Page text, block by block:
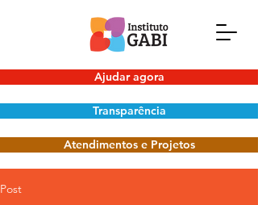
Ajudar agora
Transparência
Atendimentos e Projetos
Post